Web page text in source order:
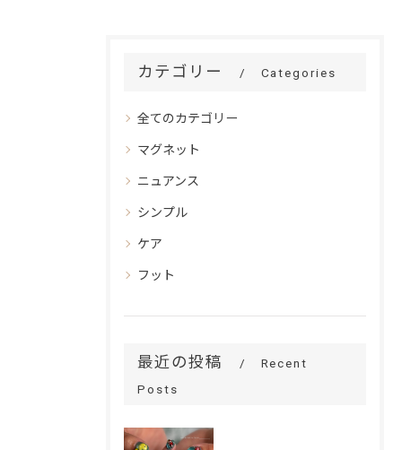
カテゴリー Categories
全てのカテゴリー
マグネット
ニュアンス
シンプル
ケア
フット
最近の投稿
Recent
Posts